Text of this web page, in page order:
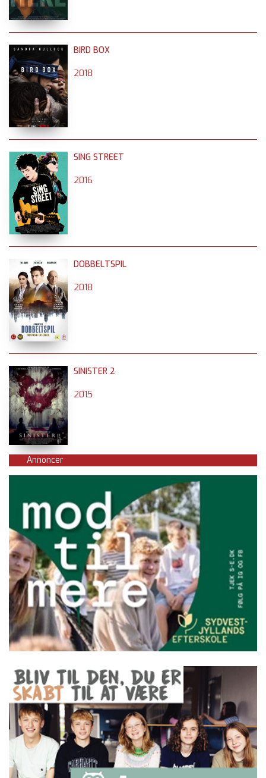
BIRD BOX
2018
SING STREET
2016
DOBBELTSPIL
2018
SINISTER 2
2015
Annoncer